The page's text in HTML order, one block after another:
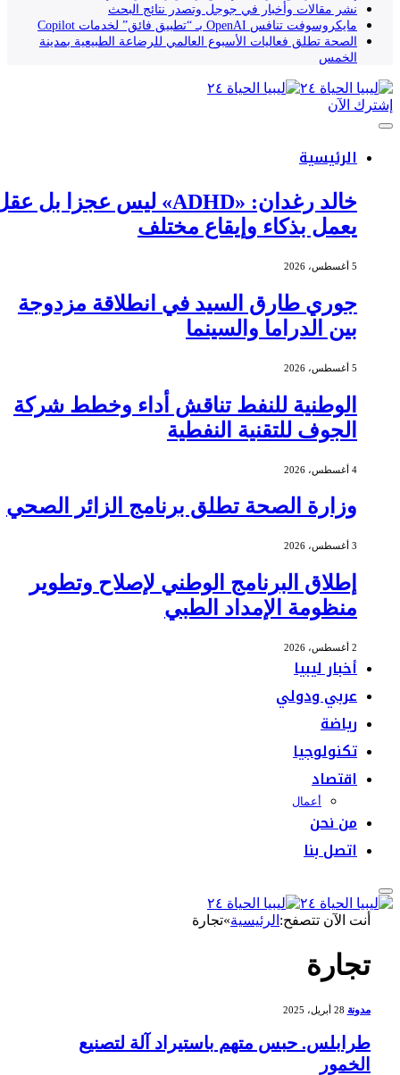
نشر مقالات وأخبار في جوجل وتصدر نتائج البحث
مايكروسوفت تنافس OpenAI بـ “تطبيق فائق” لخدمات Copilot
الصحة تطلق فعاليات الأسبوع العالمي للرضاعة الطبيعية بمدينة
الخمس
إشترك الآن
الرئيسية
خالد رغدان: «ADHD» ليس عجزا بل عقل
يعمل بذكاء وإيقاع مختلف
جوري طارق السيد في انطلاقة مزدوجة
بين الدراما والسينما
الوطنية للنفط تناقش أداء وخطط شركة
الجوف للتقنية النفطية
وزارة الصحة تطلق برنامج الزائر الصحي
إطلاق البرنامج الوطني لإصلاح وتطوير
منظومة الإمداد الطبي
أخبار ليبيا
عربي ودولي
رياضة
تكنولوجيا
اقتصاد
أعمال
من نحن
اتصل بنا
أنت الآن تتصفح:الرئيسية»تجارة
تجارة
مدونة 28 أبريل، 2025
طرابلس. حبس متهم باستيراد آلة لتصنيع
الخمور